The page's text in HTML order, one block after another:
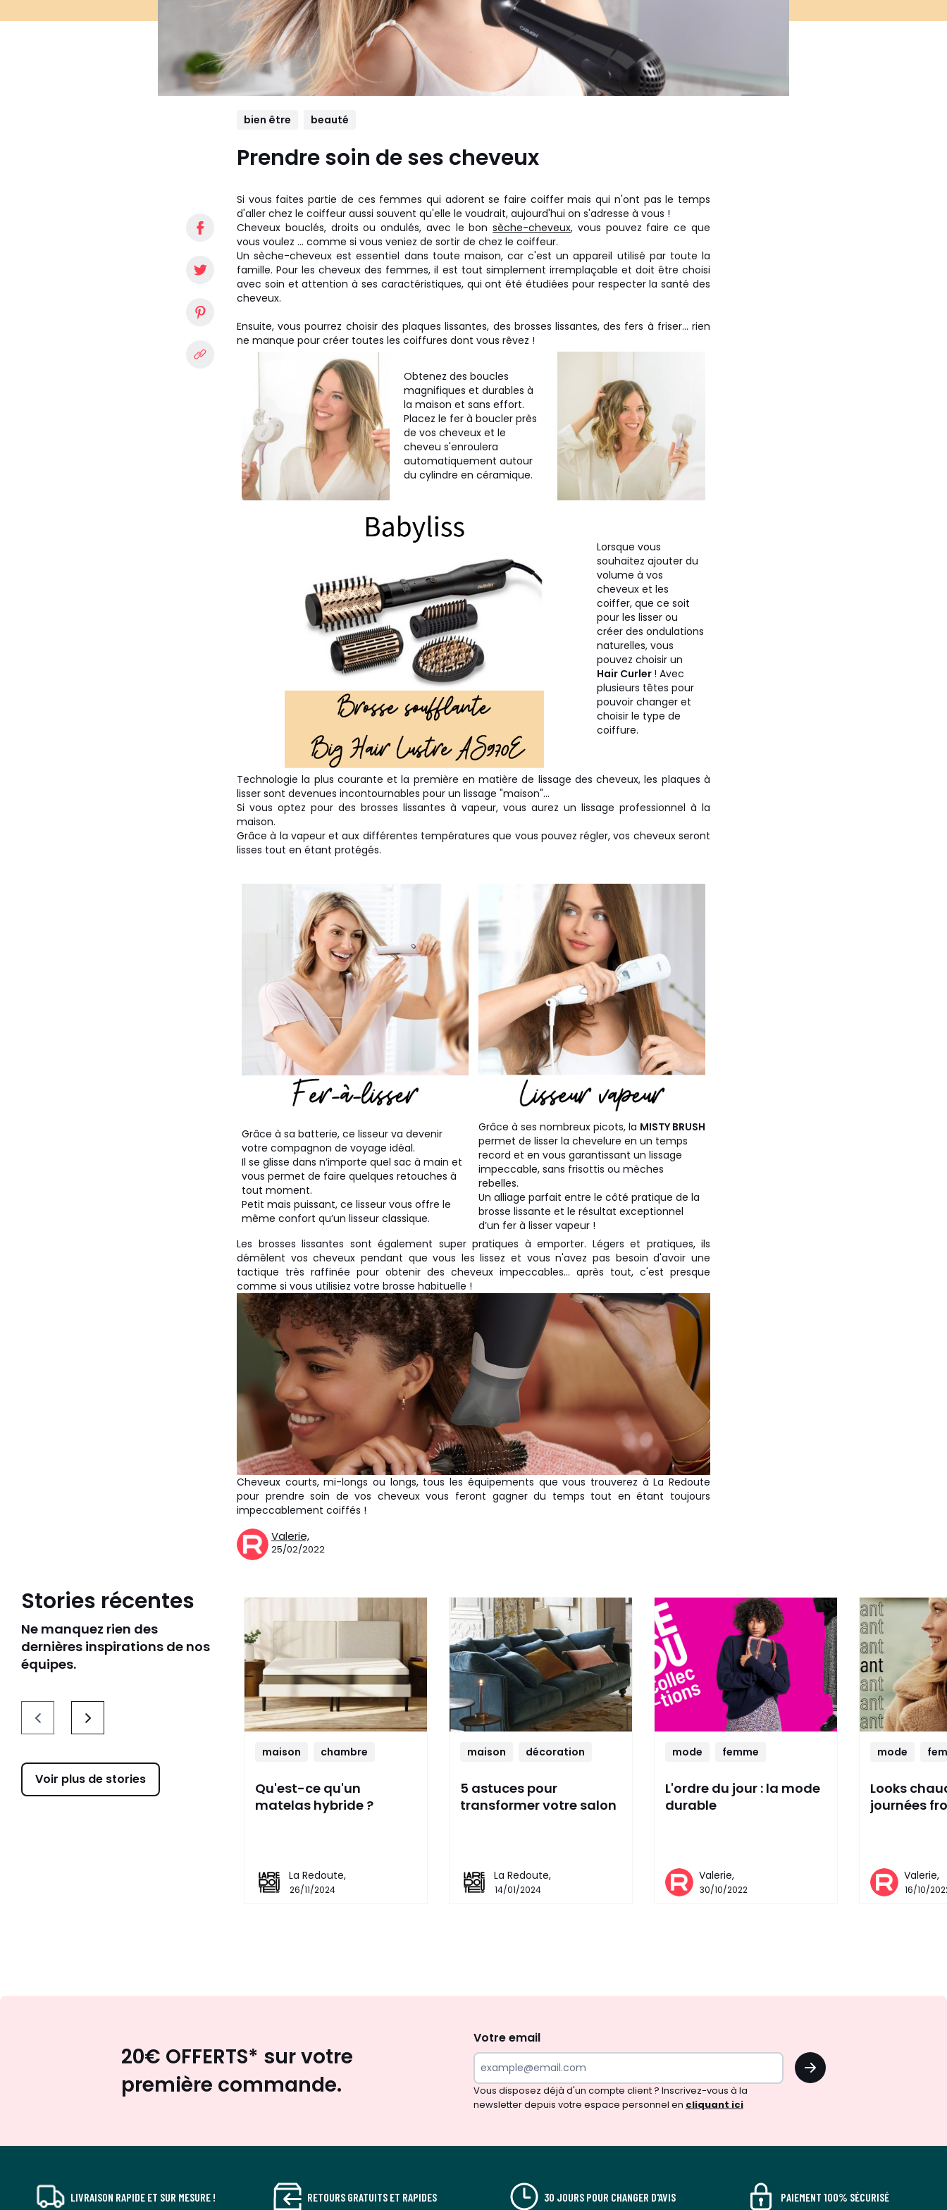
bien être beauté
Prendre soin de ses cheveux
Si vous faites partie de ces femmes qui adorent se faire coiffer mais qui n'ont pas le temps
d'aller chez le coiffeur aussi souvent qu'elle le voudrait, aujourd'hui on s'adresse à vous !
Cheveux bouclés, droits ou ondulés, avec le bonsèche-cheveux, vous pouvez faire ce que
vous voulez ... comme si vous veniez de sortir de chez le coiffeur.
Un sèche-cheveux est essentiel dans toute maison, car c'est un appareil utilisé par toute la
famille. Pour les cheveux des femmes, il est tout simplement irremplaçable et doit être choisi
avec soin et attention à ses caractéristiques, qui ont été étudiées pour respecter la santé des
cheveux.
Ensuite, vous pourrez choisir des plaques lissantes, des brosses lissantes, des fers à friser... rien
ne manque pour créer toutes les coiffures dont vous rêvez !
Obtenez des boucles
magnifiques et durables à
la maison et sans effort.
Placez le fer à boucler près
de vos cheveux et le
cheveu s'enroulera
automatiquement autour
du cylindre en céramique.
Lorsque vous
souhaitez ajouter du
volume à vos
cheveux et les
coiffer, que ce soit
pour les lisser ou
créer des ondulations
naturelles, vous
pouvez choisir un
Hair Curler ! Avec
plusieurs têtes pour
pouvoir changer et
choisir le type de
coiffure.
Technologie la plus courante et la première en matière de lissage des cheveux, les plaques à
lisser sont devenues incontournables pour un lissage "maison"...
Si vous optez pour des brosses lissantes à vapeur, vous aurez un lissage professionnel à la
maison.
Grâce à la vapeur et aux différentes températures que vous pouvez régler, vos cheveux seront
lisses tout en étant protégés.
Grâce à sa batterie, ce lisseur va devenir
votre compagnon de voyage idéal.
Il se glisse dans n’importe quel sac à main et
vous permet de faire quelques retouches à
tout moment.
Petit mais puissant, ce lisseur vous offre le
même confort qu’un lisseur classique.
Grâce à ses nombreux picots, la MISTY BRUSH
permet de lisser la chevelure en un temps
record et en vous garantissant un lissage
impeccable, sans frisottis ou mèches
rebelles.
Un alliage parfait entre le côté pratique de la
brosse lissante et le résultat exceptionnel
d’un fer à lisser vapeur !
Les brosses lissantes sont également super pratiques à emporter. Légers et pratiques, ils
démêlent vos cheveux pendant que vous les lissez et vous n'avez pas besoin d'avoir une
tactique très raffinée pour obtenir des cheveux impeccables... après tout, c'est presque
comme si vous utilisiez votre brosse habituelle !
Cheveux courts, mi-longs ou longs, tous les équipements que vous trouverez à La Redoute
pour prendre soin de vos cheveux vous feront gagner du temps tout en étant toujours
impeccablement coiffés !
Valerie,
25/02/2022
Stories récentes
Ne manquez rien des
dernières inspirations de nos
équipes.
Voir plus de stories
maison chambre
Qu'est-ce qu'un
matelas hybride ?
La Redoute,
26/11/2024
maison décoration
5 astuces pour
transformer votre salon
La Redoute,
14/01/2024
mode femme
L'ordre du jour : la mode
durable
Valerie,
30/10/2022
mode
Looks
journées
Valerie,
16/10/
et
de
surprises?
20€ OFFERTS* sur votre
première commande.
Votre email
OK
Vous disposez déjà d'un compte client ? Inscrivez-vous à la
newsletter depuis votre espace personnel en cliquant ici
LIVRAISON RAPIDE ET SUR MESURE ! RETOURS GRATUITS ET RAPIDES 30 JOURS POUR CHANGER D'AVIS PAIEMENT 100% SÉCURISÉ